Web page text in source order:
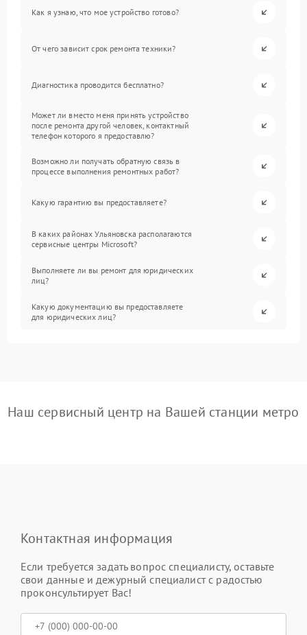
Как я узнаю, что мое устройство готово?
От чего зависит срок ремонта техники?
Диагностика проводится бесплатно?
Может ли вместо меня принять устройство
после ремонта другой человек, контактный
телефон которого я предоставлю?
Возможно ли получать обратную связь в
процессе выполнения ремонтных работ?
Какую гарантию вы предоставляете?
В каких районах Ульяновска располагаются
сервисные центры Microsoft?
Выполняете ли вы ремонт для юридических
лиц?
Какую документацию вы предоставляете
для юридических лиц?
Наш сервисный центр на Вашей станции метро
Контактная информация
Если требуется задать вопрос специалисту, оставьте
свои данные и дежурный специалист с радостью
проконсультирует Вас!